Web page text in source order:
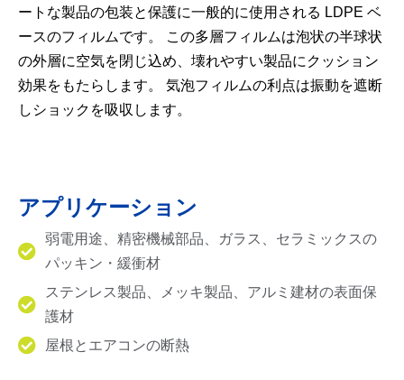
ートな製品の包装と保護に一般的に使用される LDPE ベ
ースのフィルムです。 この多層フィルムは泡状の半球状
の外層に空気を閉じ込め、壊れやすい製品にクッション
効果をもたらします。 気泡フィルムの利点は振動を遮断
しショックを吸収します。
アプリケーション
弱電用途、精密機械部品、ガラス、セラミックスの
パッキン・緩衝材
ステンレス製品、メッキ製品、アルミ建材の表面保
護材
屋根とエアコンの断熱